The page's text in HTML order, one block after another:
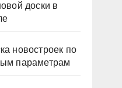
доски в
новостроек по
параметрам